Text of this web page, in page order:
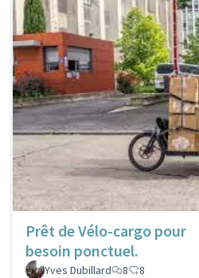
Prêt de Vélo-cargo pour
besoin ponctuel.
Yves Dubillard
8 8